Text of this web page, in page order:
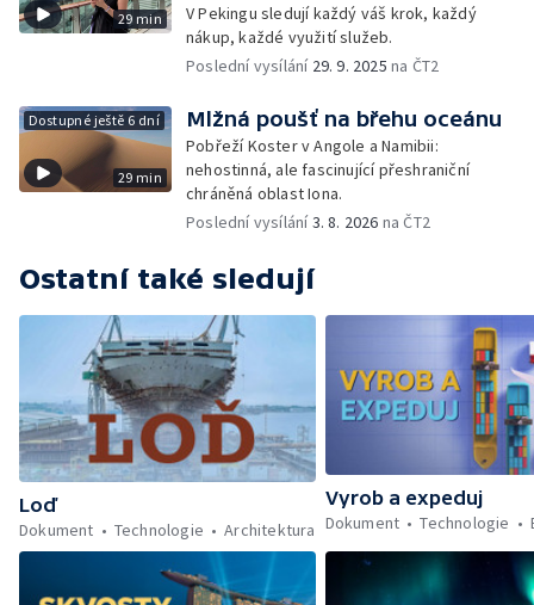
29 min
V Pekingu sledují každý váš krok, každý
nákup, každé využití služeb.
Poslední vysílání 29. 9. 2025 na ČT2
Dostupné ještě 6 dní
29 min
Mlžná poušť na břehu oceánu
Pobřeží Koster v Angole a Namibii:
nehostinná, ale fascinující přeshraniční
chráněná oblast Iona.
Poslední vysílání3. 8. 2026 na ČT2
Ostatní také sledují
Loď
Dokument
Technologie Architektura
Vyrob a expeduj
Dokument
Technologie